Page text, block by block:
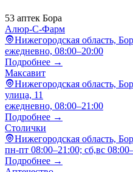
53 аптек Бора
Алюр-С-Фарм
Нижегородская область,
ежедневно, 08:00–20:00
Подробнее →
Максавит
Нижегородская область,
улица, 11
ежедневно, 08:00–21:00
Подробнее →
Столички
Нижегородская область,
пн-пт 08:00–21:00; сб,вс
Подробнее →